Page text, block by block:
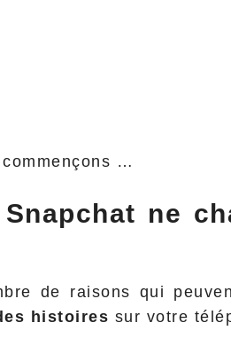
…
ne
de raisons qui
histoires sur votre